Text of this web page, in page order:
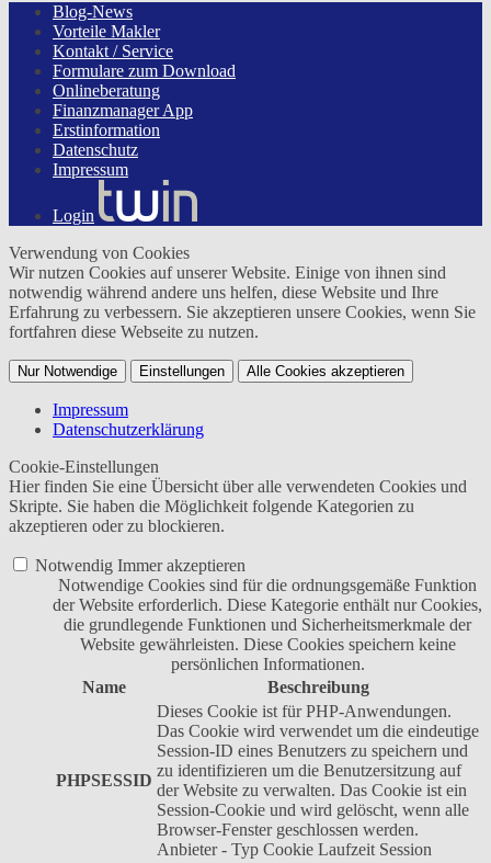
Blog-News
Vorteile Makler
Kontakt / Service
Formulare zum Download
Onlineberatung
Finanzmanager App
Erstinformation
Datenschutz
Impressum
Login
Verwendung von Cookies
Wir nutzen Cookies auf unserer Website. Einige von ihnen sind
notwendig während andere uns helfen, diese Website und Ihre
Erfahrung zu verbessern. Sie akzeptieren unsere Cookies, wenn Sie
fortfahren diese Webseite zu nutzen.
Nur Notwendige Einstellungen Alle Cookies akzeptieren
Impressum
Datenschutzerklärung
Cookie-Einstellungen
Hier finden Sie eine Übersicht über alle verwendeten Cookies und
Skripte. Sie haben die Möglichkeit folgende Kategorien zu
akzeptieren oder zu blockieren.
Notwendig Immer akzeptieren
Notwendige Cookies sind für die ordnungsgemäße Funktion
der Website erforderlich. Diese Kategorie enthält nur Cookies,
die grundlegende Funktionen und Sicherheitsmerkmale der
Website gewährleisten. Diese Cookies speichern keine
persönlichen Informationen.
Name
Beschreibung
PHPSESSID
Dieses Cookie ist für PHP-Anwendungen.
Das Cookie wird verwendet um die eindeutige
Session-ID eines Benutzers zu speichern und
zu identifizieren um die Benutzersitzung auf
der Website zu verwalten. Das Cookie ist ein
Session-Cookie und wird gelöscht, wenn alle
Browser-Fenster geschlossen werden.
Anbieter - Typ Cookie Laufzeit Session